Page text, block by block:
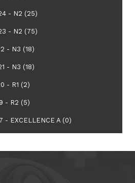
- N2 (25)
- N2 (75)
- N3 (18)
- N3 (18)
- R1 (2)
- R2 (5)
- EXCELLENCE A (0)